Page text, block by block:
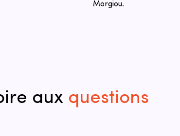
Morgiou.
aux questions